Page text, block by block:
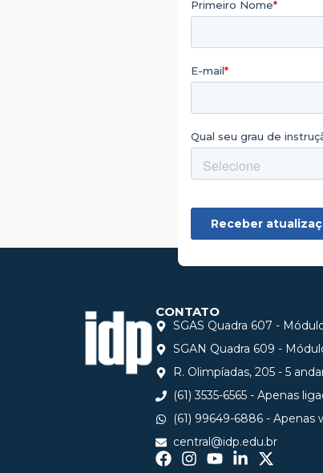
CONTATO
SGAS Quadra 607 -
SGAN Quadra 609 -
R. Olimpíadas, 205 - 5
(61) 3535-6565 - Apenas
(61) 99649-6886 - Apenas
central@idp.edu.br